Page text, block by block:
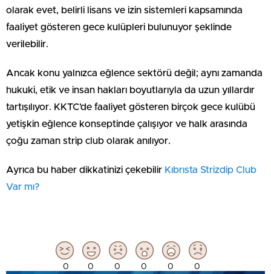
olarak evet, belirli lisans ve izin sistemleri kapsamında
faaliyet gösteren gece kulüpleri bulunuyor şeklinde
verilebilir.
Ancak konu yalnızca eğlence sektörü değil; aynı zamanda
hukuki, etik ve insan hakları boyutlarıyla da uzun yıllardır
tartışılıyor. KKTC’de faaliyet gösteren birçok gece kulübü
yetişkin eğlence konseptinde çalışıyor ve halk arasında
çoğu zaman strip club olarak anılıyor.
Ayrıca bu haber dikkatinizi çekebilir ⁠ Kıbrısta Strizdip Club
Var mı?
0 0 0 0 0 0